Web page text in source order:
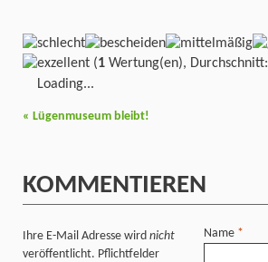
(1 Wertung(en), Durchschnitt:
Loading...
« Lügenmuseum bleibt!
KOMMENTIEREN
Ihre E-Mail Adresse wird nicht
veröffentlicht. Pflichtfelder
Name *